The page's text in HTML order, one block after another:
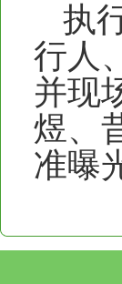
执
行人
并现
煜、
准曝